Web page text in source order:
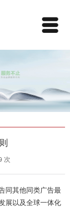
次
同其他同类广告最
展以及全球一体化